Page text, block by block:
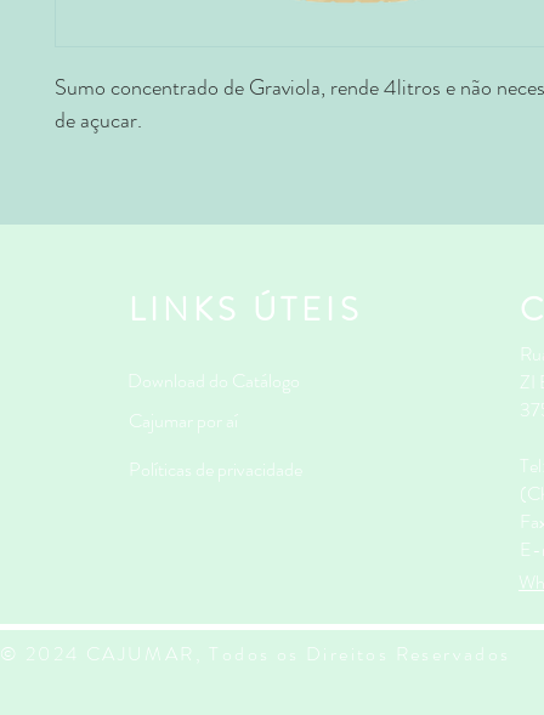
Sumo concentrado de Graviola, rende 4litros e não
de açucar.
LINKS ÚTEIS
Download do Catálogo
Cajumar por aí
Políticas de privacidade
ZI
© 2024 CAJUMAR, Todos os Direitos Reservados